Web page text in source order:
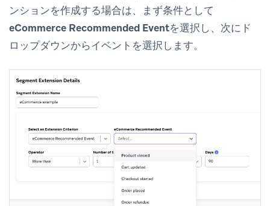
ンションを作成する場合は、まず条件として
eCommerce Recommended Eventを選択し、次にド
ロップダウンからイベントを選択します。